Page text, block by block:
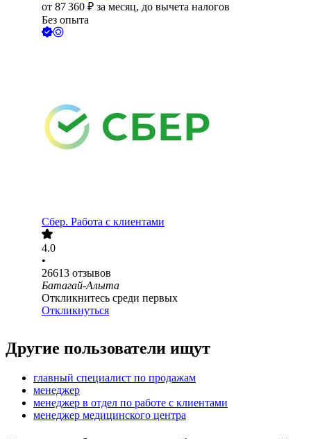
от 87 360 ₽ за месяц, до вычета налогов
Без опыта
Сбер. Работа с клиентами
4.0
•
26613 отзывов
Батагай-Алыта
Откликнитесь среди первых
Откликнуться
Другие пользователи ищут
главный специалист по продажам
менеджер
менеджер в отдел по работе с клиентами
менеджер медицинского центра